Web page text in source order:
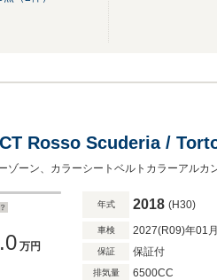
Rosso Scuderia /
.0 万円
年式 2018 (H30)
車検 2027(R09)年01月
保証 保証付
排気量 6500CC